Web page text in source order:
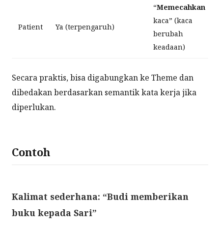
Patient Ya (terpengaruh)
“Memecahkan
kaca” (kaca
berubah
keadaan)
Secara praktis, bisa digabungkan ke Theme dan
dibedakan berdasarkan semantik kata kerja jika
diperlukan.
Contoh
Kalimat sederhana: “Budi memberikan
buku kepada Sari”